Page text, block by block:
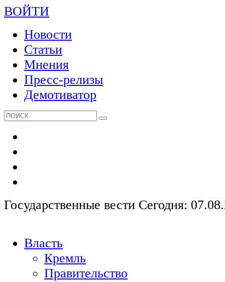
ВОЙТИ
Новости
Статьи
Мнения
Пресс-релизы
Демотиватор
Государственные вести Сегодня:
Власть
Кремль
Правительство